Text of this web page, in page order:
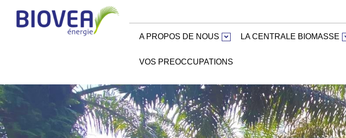
A PROPOS DE NOUS LA CENTRALE BIOMASSE
VOS PREOCCUPATIONS